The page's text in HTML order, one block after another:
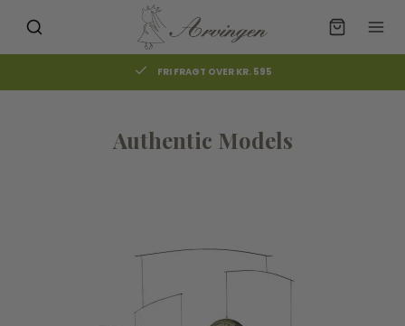
FRI FRAGT OVER KR. 595
Authentic Models